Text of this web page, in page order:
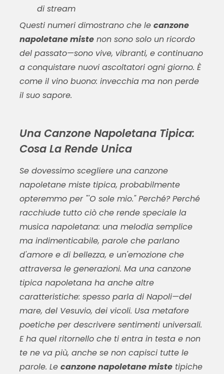
di stream
Questi numeri dimostrano che le canzone
napoletane mistenon sono solo un ricordo
del passato—sono vive, vibranti, e continuano
a conquistare nuovi ascoltatori ogni giorno. È
come il vino buono: invecchia ma non perde
il suo sapore.
Una Canzone Napoletana Tipica:
Cosa La Rende Unica
Se dovessimo scegliere una canzone
napoletane mistetipica, probabilmente
opteremmo per "'O sole mio." Perché? Perché
racchiude tutto ciò che rende speciale la
musica napoletana: una melodia semplice
ma indimenticabile, parole che parlano
d'amore e di bellezza, e un'emozione che
attraversa le generazioni. Ma una canzone
tipica napoletana ha anche altre
caratteristiche: spesso parla di Napoli—del
mare, del Vesuvio, dei vicoli. Usa metafore
poetiche per descrivere sentimenti universali.
E ha quel ritornello che ti entra in testa e non
te ne va più, anche se non capisci tutte le
parole. Le canzone napoletane mistetipiche